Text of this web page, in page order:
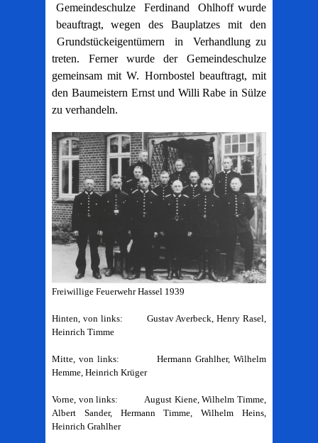
Gemeindeschulze Ferdinand Ohlhoff wurde
beauftragt, wegen des Bauplatzes mit den
Grundstückeigentümern in Verhandlung zu
treten. Ferner wurde der Gemeindeschulze
gemeinsam mit W. Hornbostel beauftragt, mit
den Baumeistern Ernst und Willi Rabe in Sülze
zu verhandeln.
Freiwillige Feuerwehr Hassel 1939
Hinten, von links: Gustav Averbeck, Henry Rasel,
Heinrich Timme
Mitte, von links: Hermann Grahlher, Wilhelm
Hemme, Heinrich Krüger
Vorne, von links: August Kiene, Wilhelm Timme,
Albert Sander, Hermann Timme, Wilhelm Heins,
Heinrich Grahlher